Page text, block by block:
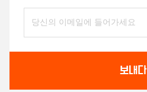
보내다